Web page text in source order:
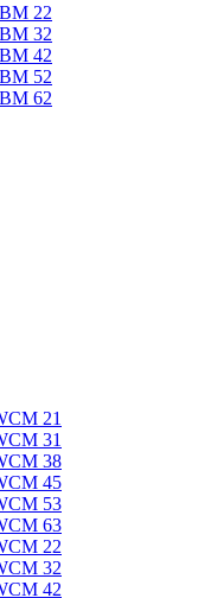
22
32
42
52
62
21
31
38
45
53
63
22
32
42